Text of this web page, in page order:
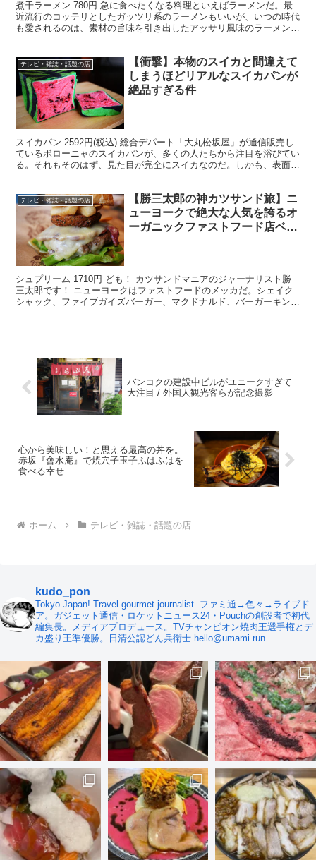
煮干ラーメン 780円 急に食べたくなる料理といえばラーメンだ。最
近流行のコッテリとしたガッツリ系のラーメンもいいが、いつの時代
も愛されるのは、素材の旨味を引き出したアッサリ風味のラーメンで
テレビ・雑誌・話題の店
【衝撃】本物のスイカと間違えて
しまうほどリアルなスイカパンが
絶品すぎる件
スイカパン 2592円(税込) 総合デパート「大丸松坂屋」が通信販売し
ているボローニャのスイカパンが、多くの人たちから注目を浴びてい
る。それもそのはず、見た目が完全にスイカなのだ。しかも、表面が
テレビ・雑誌・話題の店
【勝三太郎の神カツサンド旅】ニ
ューヨークで絶大な人気を誇るオ
ーガニックファストフード店ベア
シュプリーム 1710円 ども！ カツサンドマニアのジャーナリスト勝
三太郎です！ ニューヨークはファストフードのメッカだ。シェイク
シャック、ファイブガイズバーガー、マクドナルド、バーガーキン
バンコクの建設中ビルがユニークすぎて
大注目 / 外国人観光客らが記念撮影
心から美味しい！と思える最高の丼を。
赤坂『會水庵』で焼穴子玉子ふはふはを
食べる幸せ
ホーム テレビ・雑誌・話題の店
kudo_pon
Tokyo Japan! Travel gourmet journalist. ファミ通→色々→ライブド
ア。ガジェット通信・ロケットニュース24・Pouchの創設者で初代
編集長。メディアプロデュース。TVチャンピオン焼肉王選手権とデ
カ盛り王準優勝。日清公認どん兵衛士 hello@umami.run